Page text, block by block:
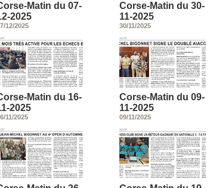
Matin du 07-
2025
12/2025
Corse-Matin du 30-
11-2025
30/11/2025
Matin du 16-
2025
11/2025
Corse-Matin du 09-
11-2025
09/11/2025